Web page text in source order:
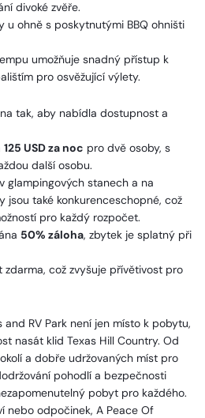
divoké zvěře.
u ohně s poskytnutými BBQ ohništi
umožňuje snadný přístup k
pro osvěžující výlety.
tak, aby nabídla dostupnost a
125 USD za noc pro dvě osoby, s
další osobu.
glampingových stanech a na
jsou také konkurenceschopné, což
pro každý rozpočet.
50% záloha, zbytek je splatný při
zdarma, což zvyšuje přívětivost pro
RV Park není jen místo k pobytu,
nasát klid Texas Hill Country. Od
a dobře udržovaných míst pro
pohodlí a bezpečnosti
pobyt pro každého.
nebo odpočinek, A Peace Of